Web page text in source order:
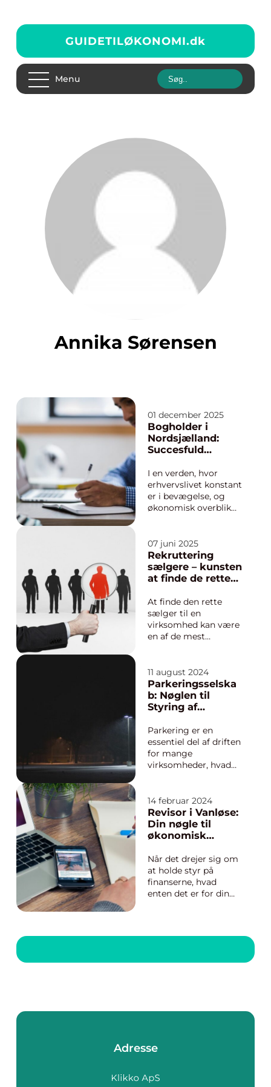
GUIDETILØKONOMI.dk
Menu
Annika Sørensen
01 december 2025
Bogholder i
Nordsjælland:
Succesfuld
I en verden, hvor
erhvervslivet konstant
er i bevægelse, og
økonomisk overblik
fiasko, bliver
professionel
bogføring en
uundgåelig
Bogholder
Nordsjælland ...
07 juni 2025
Rekruttering
sælgere – kunsten
at finde de rette
At finde den rette
sælger til en
virksomhed kan være
en af de mest
rekrutteringsopgaver.
Salg er fundamentet
for vækst, og de
medarbejdere, der
denne opgave, skal
ikke bare ...
11 august 2024
Parkeringsselska
b: Nøglen til
Styring af
Virksomheder
Parkering er en
essentiel del af driften
for mange
virksomheder, hvad
parkering for
medarbejdere, kunder
eller klienter. Et
parkeringsselskab
at håndtere denne
ofte undervurderede...
14 februar 2024
Revisor i Vanløse:
Din nøgle til
økonomisk
overblik
Når det drejer sig om
at holde styr på
finanserne, hvad
enten det er for din
anliggender, kan det
have en dygtig og
forde...
Adresse